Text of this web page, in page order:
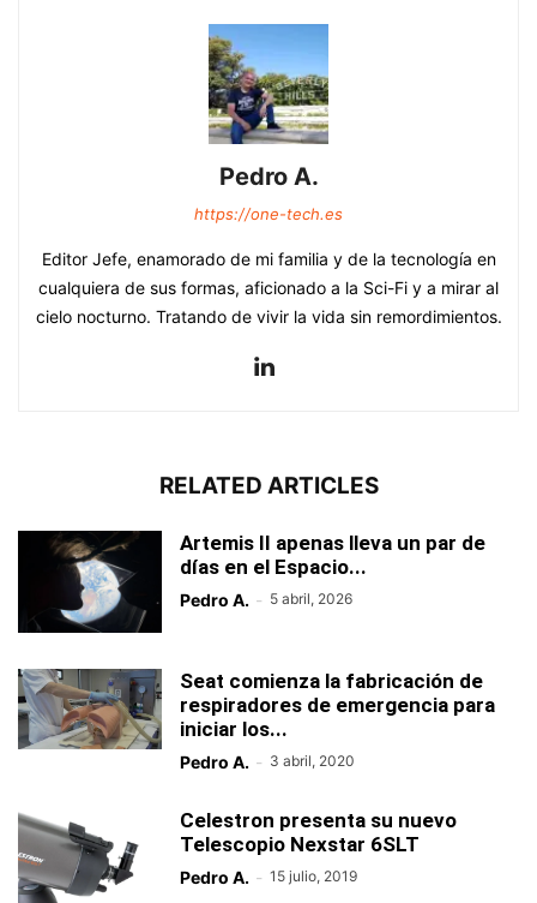
Pedro A.
https://one-tech.es
Editor Jefe, enamorado de mi familia y de la tecnología en
cualquiera de sus formas, aficionado a la Sci-Fi y a mirar al
cielo nocturno. Tratando de vivir la vida sin remordimientos.
RELATED ARTICLES
Artemis II apenas lleva un par de
días en el Espacio...
Pedro A. - 5 abril, 2026
Seat comienza la fabricación de
respiradores de emergencia para
iniciar los...
Pedro A. - 3 abril, 2020
Celestron presenta su nuevo
Telescopio Nexstar 6SLT
Pedro A. - 15 julio, 2019